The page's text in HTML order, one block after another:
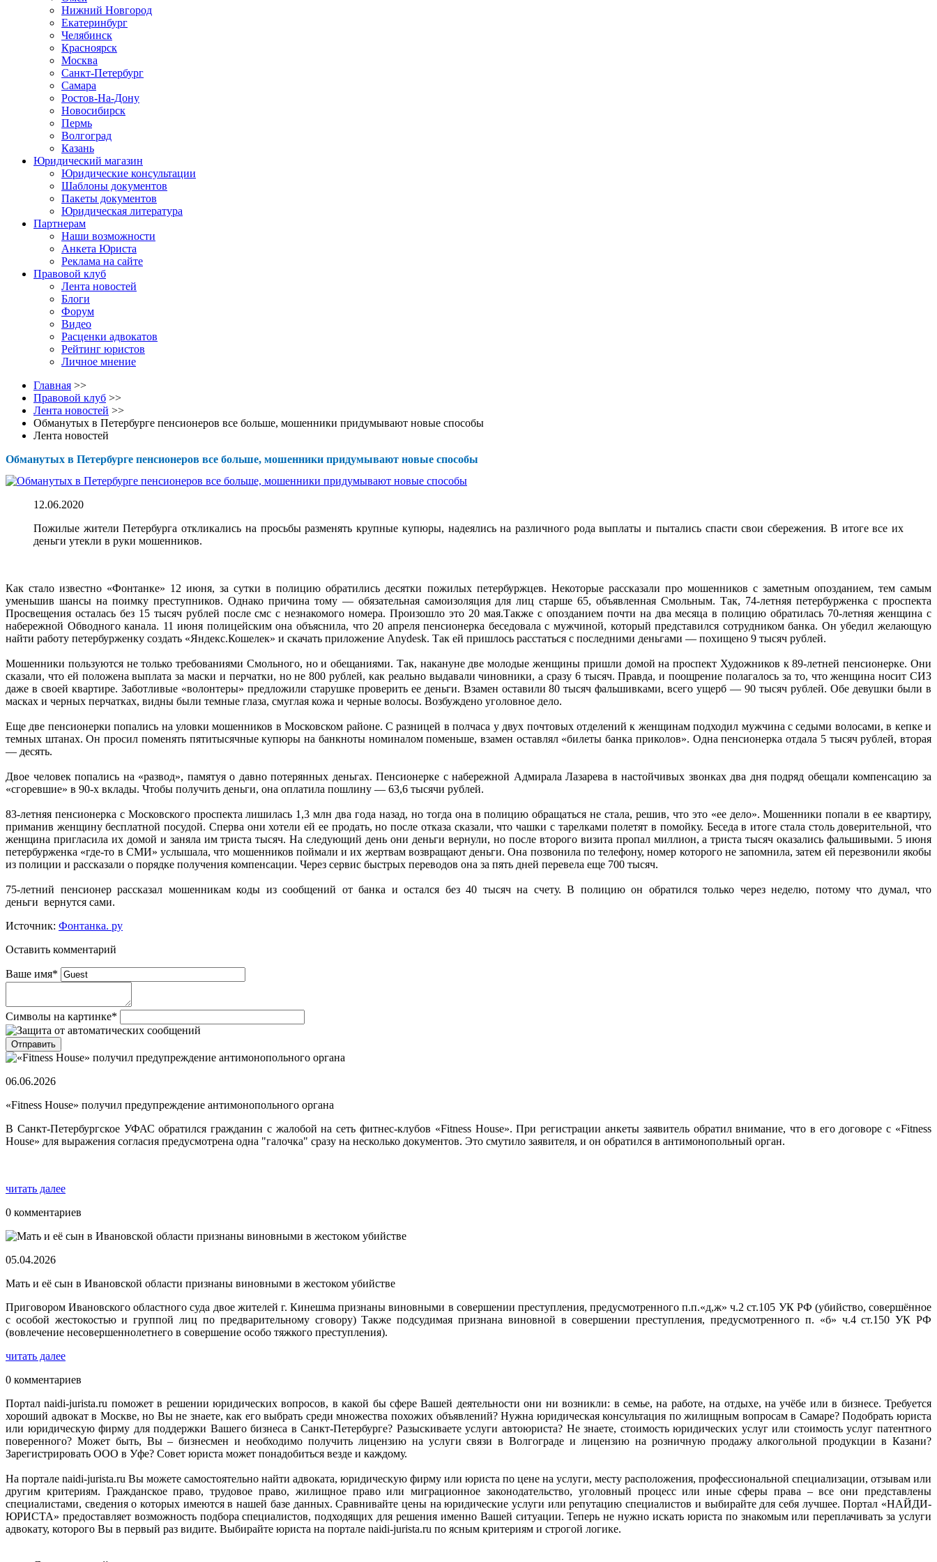
Нижний Новгород
Екатеринбург
Челябинск
Красноярск
Москва
Санкт-Петербург
Самара
Ростов-На-Дону
Новосибирск
Пермь
Волгоград
Казань
Юридический магазин
Юридические консультации
Шаблоны документов
Пакеты документов
Юридическая литература
Партнерам
Наши возможности
Анкета Юриста
Реклама на сайте
Правовой клуб
Лента новостей
Блоги
Форум
Видео
Расценки адвокатов
Рейтинг юристов
Личное мнение
Главная >>
Правовой клуб >>
Лента новостей >>
Обманутых в Петербурге пенсионеров все больше, мошенники придумывают новые способы
Лента новостей
Обманутых в Петербурге пенсионеров все больше, мошенники придумывают новые способы
12.06.2020
Пожилые жители Петербурга откликались на просьбы разменять крупные купюры, надеялись на различного рода выплаты и пытались спасти свои сбережения. В итоге все их
деньги утекли в руки мошенников.
Как стало известно «Фонтанке» 12 июня, за сутки в полицию обратились десятки пожилых петербуржцев. Некоторые рассказали про мошенников с заметным опозданием, тем самым
уменьшив шансы на поимку преступников. Однако причина тому — обязательная самоизоляция для лиц старше 65, объявленная Смольным. Так, 74-летняя петербурженка с проспекта
Просвещения осталась без 15 тысяч рублей после смс с незнакомого номера. Произошло это 20 мая.Также с опозданием почти на два месяца в полицию обратилась 70-летняя женщина с
набережной Обводного канала. 11 июня полицейским она объяснила, что 20 апреля пенсионерка беседовала с мужчиной, который представился сотрудником банка. Он убедил желающую
найти работу петербурженку создать «Яндекс.Кошелек» и скачать приложение Anydesk. Так ей пришлось расстаться с последними деньгами — похищено 9 тысяч рублей.
Мошенники пользуются не только требованиями Смольного, но и обещаниями. Так, накануне две молодые женщины пришли домой на проспект Художников к 89-летней пенсионерке. Они
сказали, что ей положена выплата за маски и перчатки, но не 800 рублей, как реально выдавали чиновники, а сразу 6 тысяч. Правда, и поощрение полагалось за то, что женщина носит СИЗ
даже в своей квартире. Заботливые «волонтеры» предложили старушке проверить ее деньги. Взамен оставили 80 тысяч фальшивками, всего ущерб — 90 тысяч рублей. Обе девушки были в
масках и черных перчатках, видны были темные глаза, смуглая кожа и черные волосы. Возбуждено уголовное дело.
Еще две пенсионерки попались на уловки мошенников в Московском районе. С разницей в полчаса у двух почтовых отделений к женщинам подходил мужчина с седыми волосами, в кепке и
темных штанах. Он просил поменять пятитысячные купюры на банкноты номиналом поменьше, взамен оставлял «билеты банка приколов». Одна пенсионерка отдала 5 тысяч рублей, вторая
— десять.
Двое человек попались на «развод», памятуя о давно потерянных деньгах. Пенсионерке с набережной Адмирала Лазарева в настойчивых звонках два дня подряд обещали компенсацию за
«сгоревшие» в 90-х вклады. Чтобы получить деньги, она оплатила пошлину — 63,6 тысячи рублей.
83-летняя пенсионерка с Московского проспекта лишилась 1,3 млн два года назад, но тогда она в полицию обращаться не стала, решив, что это «ее дело». Мошенники попали в ее квартиру,
приманив женщину бесплатной посудой. Сперва они хотели ей ее продать, но после отказа сказали, что чашки с тарелками полетят в помойку. Беседа в итоге стала столь доверительной, что
женщина пригласила их домой и заняла им триста тысяч. На следующий день они деньги вернули, но после второго визита пропал миллион, а триста тысяч оказались фальшивыми. 5 июня
петербурженка «где-то в СМИ» услышала, что мошенников поймали и их жертвам возвращают деньги. Она позвонила по телефону, номер которого не запомнила, затем ей перезвонили якобы
из полиции и рассказали о порядке получения компенсации. Через сервис быстрых переводов она за пять дней перевела еще 700 тысяч.
75-летний пенсионер рассказал мошенникам коды из сообщений от банка и остался без 40 тысяч на счету. В полицию он обратился только через неделю, потому что думал, что
деньги вернутся сами.
Источник: Фонтанка. ру
Оставить комментарий
Ваше имя*
Символы на картинке*
06.06.2026
«Fitness House» получил предупреждение антимонопольного органа
В Санкт-Петербургское УФАС обратился гражданин с жалобой на сеть фитнес-клубов «Fitness House». При регистрации анкеты заявитель обратил внимание, что в его договоре с «Fitness
House» для выражения согласия предусмотрена одна "галочка" сразу на несколько документов. Это смутило заявителя, и он обратился в антимонопольный орган.
читать далее
0 комментариев
05.04.2026
Мать и её сын в Ивановской области признаны виновными в жестоком убийстве
Приговором Ивановского областного суда двое жителей г. Кинешма признаны виновными в совершении преступления, предусмотренного п.п.«д,ж» ч.2 ст.105 УК РФ (убийство, совершённое
с особой жестокостью и группой лиц по предварительному сговору) Также подсудимая признана виновной в совершении преступления, предусмотренного п. «б» ч.4 ст.150 УК РФ
(вовлечение несовершеннолетнего в совершение особо тяжкого преступления).
читать далее
0 комментариев
Портал naidi-jurista.ru поможет в решении юридических вопросов, в какой бы сфере Вашей деятельности они ни возникли: в семье, на работе, на отдыхе, на учёбе или в бизнесе. Требуется
хороший адвокат в Москве, но Вы не знаете, как его выбрать среди множества похожих объявлений? Нужна юридическая консультация по жилищным вопросам в Самаре? Подобрать юриста
или юридическую фирму для поддержки Вашего бизнеса в Санкт-Петербурге? Разыскиваете услуги автоюриста? Не знаете, стоимость юридических услуг или стоимость услуг патентного
поверенного? Может быть, Вы – бизнесмен и необходимо получить лицензию на услуги связи в Волгограде и лицензию на розничную продажу алкогольной продукции в Казани?
Зарегистрировать ООО в Уфе? Совет юриста может понадобиться везде и каждому.
На портале naidi-jurista.ru Вы можете самостоятельно найти адвоката, юридическую фирму или юриста по цене на услуги, месту расположения, профессиональной специализации, отзывам или
другим критериям. Гражданское право, трудовое право, жилищное право или миграционное законодательство, уголовный процесс или иные сферы права – все они представлены
специалистами, сведения о которых имеются в нашей базе данных. Сравнивайте цены на юридические услуги или репутацию специалистов и выбирайте для себя лучшее. Портал «НАЙДИ-
ЮРИСТА» предоставляет возможность подбора специалистов, подходящих для решения именно Вашей ситуации. Теперь не нужно искать юриста по знакомым или переплачивать за услуги
адвокату, которого Вы в первый раз видите. Выбирайте юриста на портале naidi-jurista.ru по ясным критериям и строгой логике.